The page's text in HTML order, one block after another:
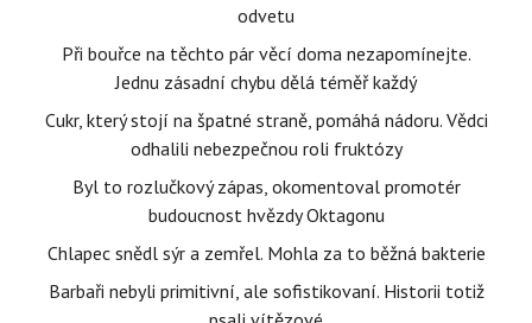
odvetu
Při bouřce na těchto pár věcí doma nezapomínejte.
Jednu zásadní chybu dělá téměř každý
Cukr, který stojí na špatné straně, pomáhá nádoru. Vědci
odhalili nebezpečnou roli fruktózy
Byl to rozlučkový zápas, okomentoval promotér
budoucnost hvězdy Oktagonu
Chlapec snědl sýr a zemřel. Mohla za to běžná bakterie
Barbaři nebyli primitivní, ale sofistikovaní. Historii totiž